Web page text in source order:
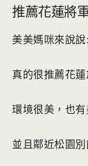
推薦花蓮將
美美媽咪來說說:
真的很推薦花
環境很美，也
並且鄰近松園